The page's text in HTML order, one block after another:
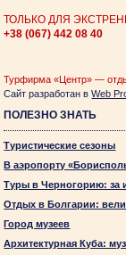
ТОЛЬКО ДЛЯ
+38 (067)442 08 40
Турфирма «Центр» —
Сайт разработан вWeb
ПОЛЕЗНО ЗНАТЬ
Туристические сезоны
В аэропорту
Туры в Черногорию: за
Отдых в Болгарии:
Город музеев
Архитектурная Куба: